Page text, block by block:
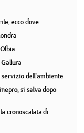
ecco dove
servizio dell'ambiente
si salva dopo
cronoscalata di